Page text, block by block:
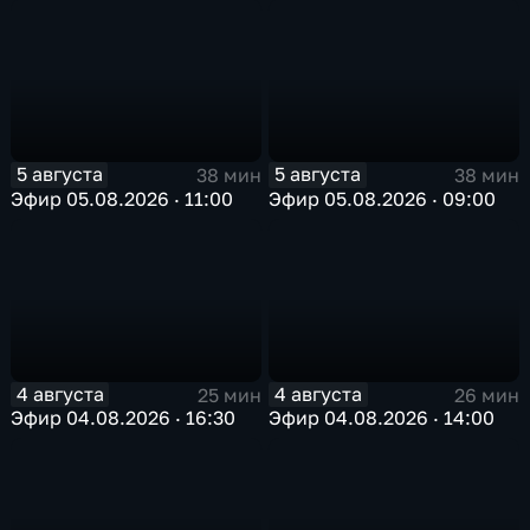
5 августа
38 мин
Эфир 05.08.2026 · 11:00
5 августа
38 мин
Эфир 05.08.2026 · 09:00
4 августа
25 мин
Эфир 04.08.2026 · 16:30
4 августа
26 мин
Эфир 04.08.2026 · 14:00